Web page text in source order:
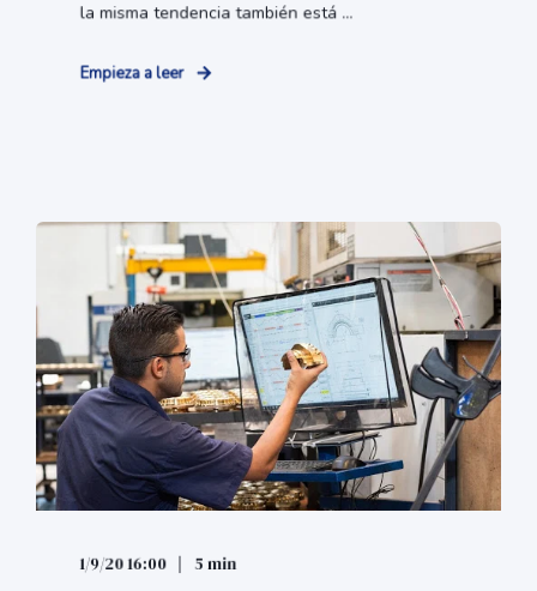
la misma tendencia también está ...
Empieza a leer
1/9/20 16:00 5 min